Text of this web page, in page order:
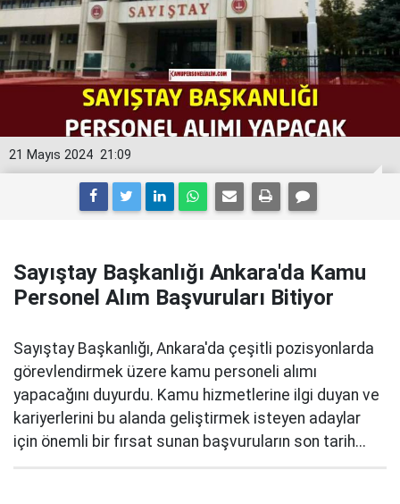
21:09
21 Mayıs 2024
Sayıştay Başkanlığı Ankara'da Kamu
Personel Alım Başvuruları Bitiyor
Sayıştay Başkanlığı, Ankara'da çeşitli pozisyonlarda
görevlendirmek üzere kamu personeli alımı
yapacağını duyurdu. Kamu hizmetlerine ilgi duyan ve
kariyerlerini bu alanda geliştirmek isteyen adaylar
için önemli bir fırsat sunan başvuruların son tarih...